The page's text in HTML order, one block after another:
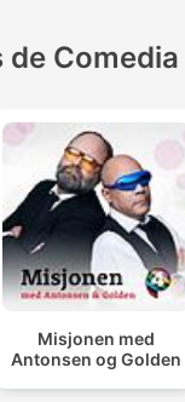
Comedia
Misjonen med
Antonsen og Golden